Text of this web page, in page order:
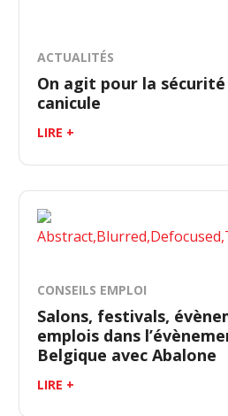
ACTUALITÉS
On agit pour la
canicule
LIRE +
CONSEILS EMPLOI
Salons, festivals,
emplois dans
Belgique avec Abalone
LIRE +